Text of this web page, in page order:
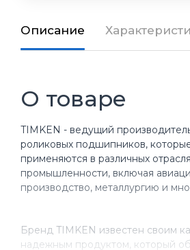
Описание
О товаре
TIMKEN - ведущий
роликовых подшипников,
применяются в различных
промышленности, включая
производство, металлургию и
Бренд TIMKEN известен своим
надежным продуктом, который